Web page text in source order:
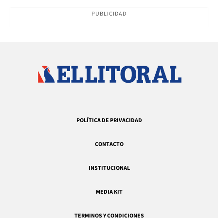
PUBLICIDAD
POLÍTICA DE PRIVACIDAD
CONTACTO
INSTITUCIONAL
MEDIA KIT
TERMINOS Y CONDICIONES